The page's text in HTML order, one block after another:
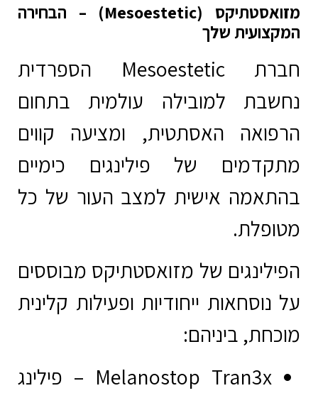
מזואסטתיקס (Mesoestetic) – הבחירה
המקצועית שלך
חברתMesoestetic הספרדית
נחשבת למובילה עולמית בתחום
הרפואה האסתטית, ומציעה קווים
מתקדמים של פילינגים כימיים
בהתאמה אישית למצב העור של כל
מטופלת.
הפילינגים של מזואסטתיקס מבוססים
על נוסחאות ייחודיות ופעילות קלינית
מוכחת, ביניהם:
Melanostop Tran3x – פילינג